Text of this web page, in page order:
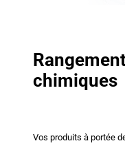
chimiques
Vos produits à portée